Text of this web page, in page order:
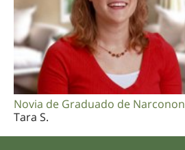
Novia de Graduado de Narconon
Tara S.